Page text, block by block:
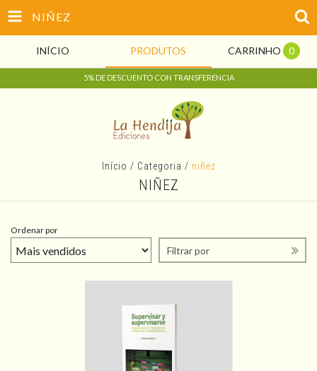
NIÑEZ
INÍCIO PRODUTOS CARRINHO 0
5% DE DESCUENTO CON TRANSFERENCIA
Início / Categoria / niñez
NIÑEZ
Ordenar por
Filtrar por